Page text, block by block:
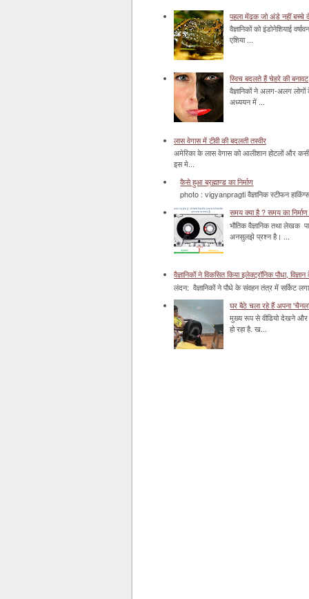
पहला मेंढक जो अंडे नहीं बच्चे
वैज्ञानिकों को इंडोनेशियाई
एशिया ...
स्विच बदलते हैं चेहरे की बनावट
वैज्ञानिकों ने अलग-अलग
अध्ययन में ...
लास वेगास में टीवी की बदलती तस्वीर
अमेरिका के लास वेगास को आलीशान होटलों और
इस मे...
कैसे हुआ ब्रह्माण्ड का निर्माण
photo : vigyanpragti वैज्ञानिक स्टीफन
समय क्या है ? समय का
भौतिक वैज्ञानिक तथा
अनसुलझे प्रश्न है। ...
वैज्ञानिकों ने विकसित किया इलेक्ट्रॉनिक पौधा,
लंदन: वैज्ञानिकों ने पौधे के संवहन तंत्र में सर्किट
घर बैठे चला रहे हैं अपना 'चैनल'
मुख्य रूप से वीडियो देखने और
हो रहा है. ख...